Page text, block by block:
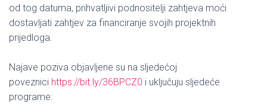
od tog datuma, prihvatljivi podnositelji zahtjeva moći
dostavljati zahtjev za financiranje svojih projektnih
prijedloga.
Najave poziva objavljene su na sljedećoj
poveznici https://bit.ly/36BPCZ0 i uključuju sljedeće
programe: